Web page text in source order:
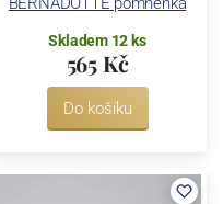
Skladem 12 ks
565 Kč
Do košíku